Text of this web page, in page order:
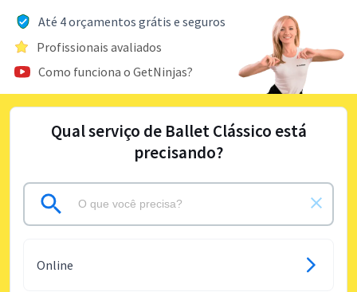
Até 4 orçamentos grátis e seguros
Profissionais avaliados
Como funciona o GetNinjas?
Qual serviço de Ballet Clássico está
precisando?
Online